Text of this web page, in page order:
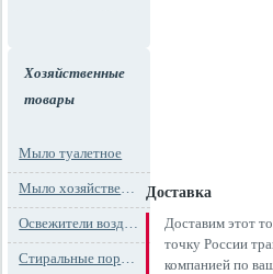
Хозяйственные
товары
Мыло туалетное
Мыло хозяйственное
Освежители воздуха
Стиральные порошки
Доставка
Доставим этот
точку России
компанией по